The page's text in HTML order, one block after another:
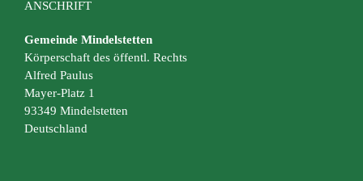
ANSCHRIFT
Gemeinde Mindelstetten
Körperschaft des öffentl. Rechts
Alfred Paulus
Mayer-Platz 1
93349 Mindelstetten
Deutschland